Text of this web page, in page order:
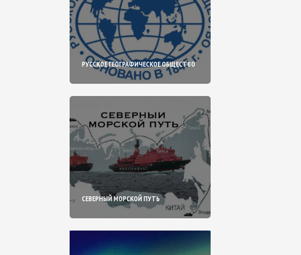
РУССКОЕ ГЕОГРАФИЧЕСКОЕ ОБЩЕСТВО
СЕВЕРНЫЙ МОРСКОЙ ПУТЬ